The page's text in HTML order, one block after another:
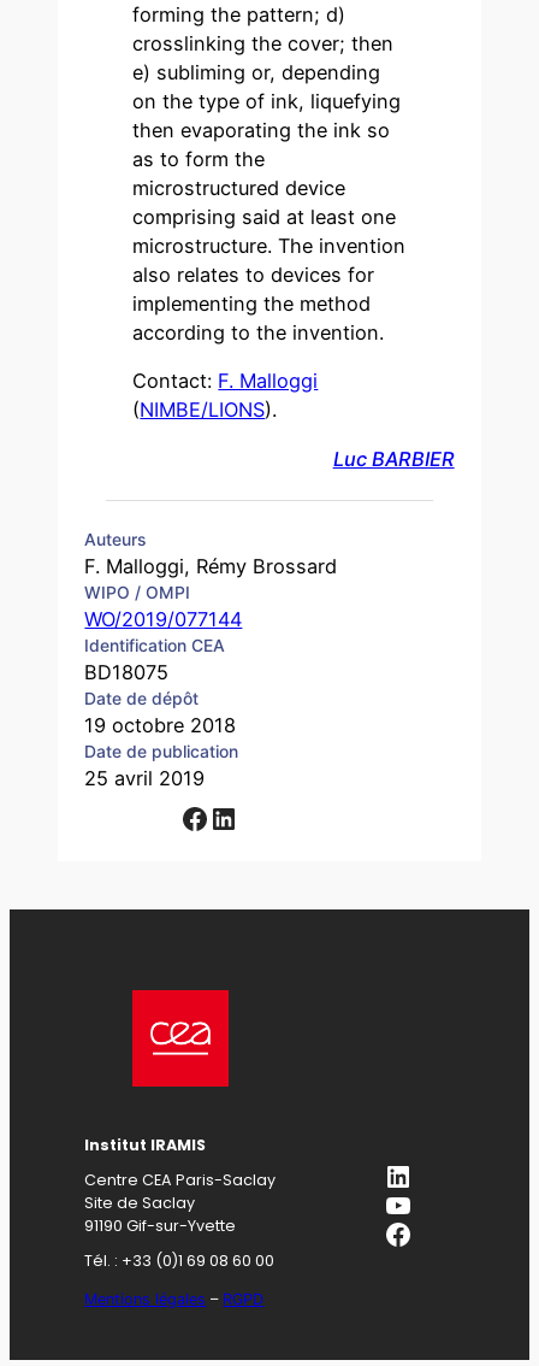
Auteurs
F. Malloggi, Rémy Brossard
WIPO / OMPI
WO/2019/077144
Identification CEA
BD18075
Date de dépôt
19 octobre 2018
Date de publication
25 avril 2019
Facebook LinkedIn
forming the pattern; d)
crosslinking the cover; then
e) subliming or, depending
on the type of ink, liquefying
then evaporating the ink so
as to form the
microstructured device
comprising said at least one
microstructure. The invention
also relates to devices for
implementing the method
according to the invention.
Contact: F. Malloggi
(NIMBE/LIONS).
Luc BARBIER
Institut IRAMIS
Centre CEA Paris-Saclay
Site de Saclay
91190 Gif-sur-Yvette
Tél. : +33 (0)1 69 08 60 00
Mentions légales – RGPD
LinkedIn
YouTube
Facebook